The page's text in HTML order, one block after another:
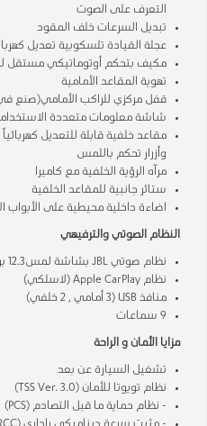
التعرف على الصوت
تبديل السرعات خلف المقود
عجلة القيادة تلسكوبية تعديل
مكيف بتحكم أوتوماتيكي مستقل
تهوية المقاعد الأمامية
قفل مركزي للراكب الأمامي(صنع في
شاشة معلومات متعددة الاستخدامات 12.3
مقاعد خلفية قابلة للتعديل
وأزرار تحكم باللمس
مرآه الرؤية الخلفية مع كاميرا
ستائر جانبية للمقاعد الخلفية
اضاءة داخلية محيطية على
النظام الصوتي والترفيهي
نظام صوتي JBL بشاشة لمس12.3 بوصة و نظام ملاحة ؛ بلوتوث
نظام Apple CarPlay (لاسلكي)
منافذ USB (3 أمامي , 2 خلفي)
9 سماعات
مزايا الأمان و الراحة
تشغيل السيارة عن بعد
نظام تويوتا للأمان (TSS Ver. 3.0)
- نظام حماية ما قبل التصادم (PCS)